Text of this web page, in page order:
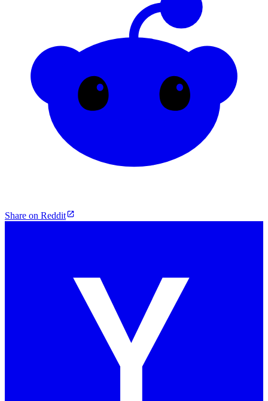
Share on Reddit